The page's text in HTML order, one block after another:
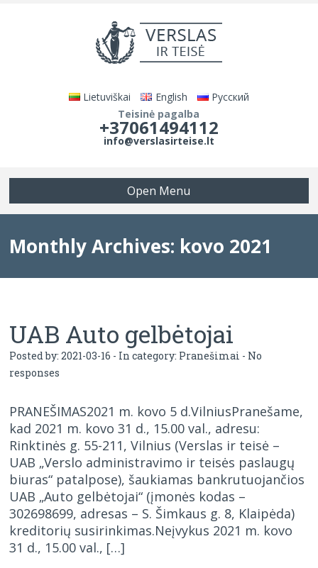
Lietuviškai English
Русский
Teisinė pagalba
+37061494112
info@verslasirteise.lt
Open Menu
Monthly Archives: kovo 2021
UAB Auto gelbėtojai
Posted by: 2021-03-16 - In category: Pranešimai - No
responses
PRANEŠIMAS2021 m. kovo 5 d.VilniusPranešame,
kad 2021 m. kovo 31 d., 15.00 val., adresu:
Rinktinės g. 55-211, Vilnius (Verslas ir teisė –
UAB „Verslo administravimo ir teisės paslaugų
biuras“ patalpose), šaukiamas bankrutuojančios
UAB „Auto gelbėtojai“ (įmonės kodas –
302698699, adresas – S. Šimkaus g. 8, Klaipėda)
kreditorių susirinkimas.Neįvykus 2021 m. kovo
31 d., 15.00 val., […]